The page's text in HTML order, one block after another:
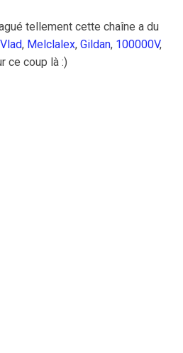
tellement cette chaîne a du
Vlad, Melclalex, Gildan, 100000V,
ce coup là :)